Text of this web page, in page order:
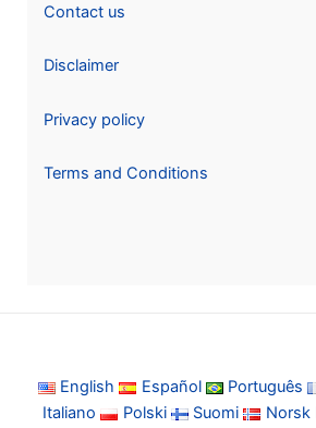
Contact us
Disclaimer
Privacy policy
Terms and Conditions
English Español Português
Italiano
Polski Suomi
Norsk